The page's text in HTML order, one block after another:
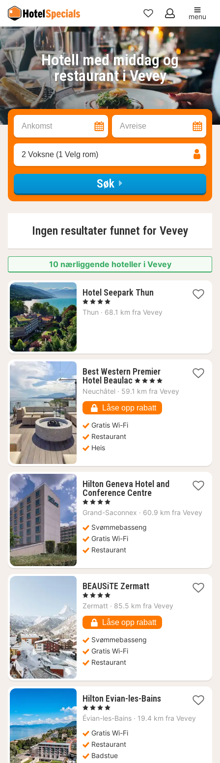
Mine
favoritter
menu
Hotell med middag og
restaurant i Vevey
Ankomst Avreise
2 Voksne (1 Velg rom)
Søk
Ingen resultater funnet for Vevey
10 nærliggende hoteller i Vevey
Hotel Seepark Thun1
fra
2296
, 4 Stjerner
Thun · 68.1 km fra Vevey
Best Western Premier
Hotel Beaulac1
natt
2200
kr.
, 4 Stjerner
Neuchâtel · 59.1 km fra Vevey
Låse opp rabatt
Gratis Wi-Fi
Restaurant
Heis
Hilton Geneva Hotel and
Conference Centre1
fra
, 4 Stjerner
Grand-Saconnex · 60.9 km fra Vevey
Svømmebasseng
Gratis Wi-Fi
Restaurant
BEAUSiTE Zermatt1
fra
kr.
, 4 Stjerner
Zermatt · 85.5 km fra Vevey
Låse opp rabatt
Svømmebasseng
Gratis Wi-Fi
Restaurant
Hilton Evian-les-Bains1
fra
, 4 Stjerner
Évian-les-Bains · 19.4 km fra Vevey
Gratis Wi-Fi
Restaurant
Badstue